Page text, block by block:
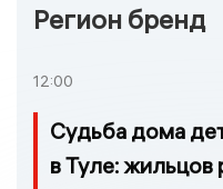
Регион бренд
12:00
Судьба дома
в Туле: жильцов